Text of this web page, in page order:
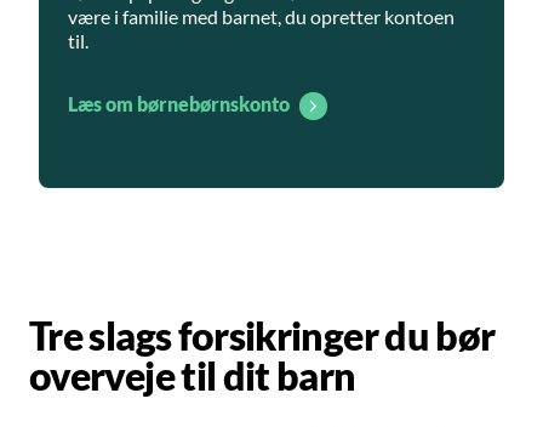
være i familie med barnet, du opretter kontoen
til.
Læs om børnebørnskonto
Tre slags forsikringer du bør
overveje til dit barn